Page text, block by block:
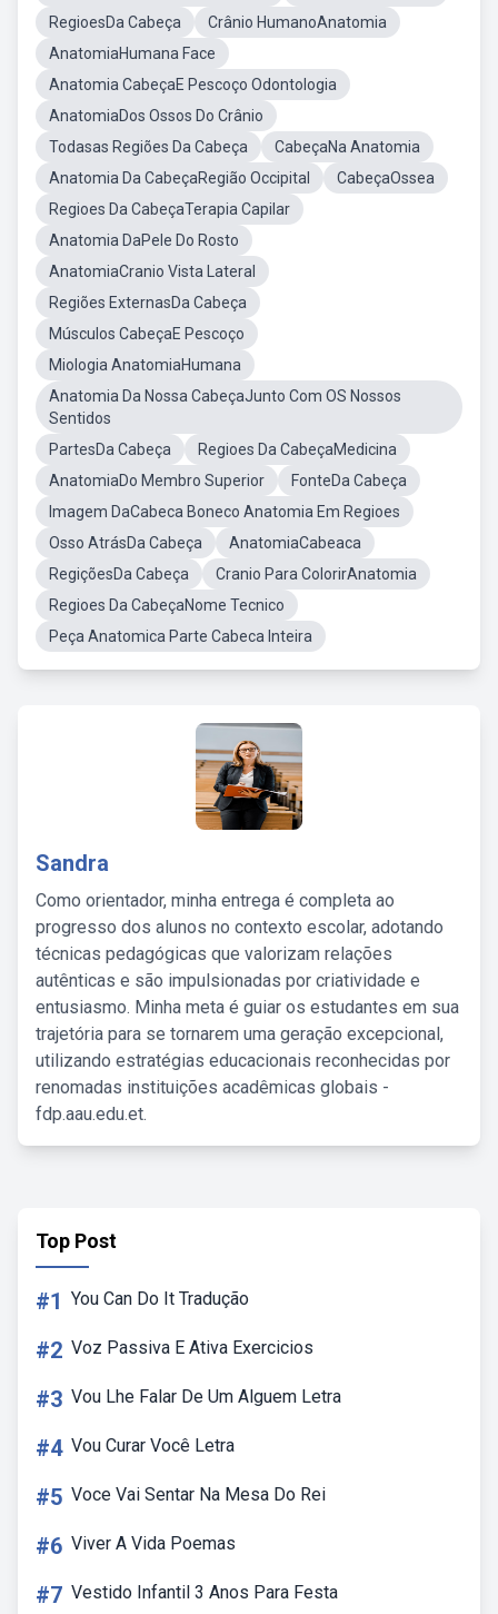
RegioesDa Cabeça
Crânio HumanoAnatomia
AnatomiaHumana Face
Anatomia CabeçaE Pescoço Odontologia
AnatomiaDos Ossos Do Crânio
Todasas Regiões Da Cabeça
CabeçaNa Anatomia
Anatomia Da CabeçaRegião Occipital
CabeçaOssea
Regioes Da CabeçaTerapia Capilar
Anatomia DaPele Do Rosto
AnatomiaCranio Vista Lateral
Regiões ExternasDa Cabeça
Músculos CabeçaE Pescoço
Miologia AnatomiaHumana
Anatomia Da Nossa CabeçaJunto Com OS Nossos
Sentidos
PartesDa Cabeça
Regioes Da CabeçaMedicina
AnatomiaDo Membro Superior
FonteDa Cabeça
Imagem DaCabeca Boneco Anatomia Em Regioes
Osso AtrásDa Cabeça
AnatomiaCabeaca
RegiçõesDa Cabeça
Cranio Para ColorirAnatomia
Regioes Da CabeçaNome Tecnico
Peça Anatomica Parte Cabeca Inteira
Sandra
Como orientador, minha entrega é completa ao
progresso dos alunos no contexto escolar, adotando
técnicas pedagógicas que valorizam relações
autênticas e são impulsionadas por criatividade e
entusiasmo. Minha meta é guiar os estudantes em sua
trajetória para se tornarem uma geração excepcional,
utilizando estratégias educacionais reconhecidas por
renomadas instituições acadêmicas globais -
fdp.aau.edu.et.
Top Post
#1 You Can Do It Tradução
#2 Voz Passiva E Ativa Exercicios
#3 Vou Lhe Falar De Um Alguem Letra
#4 Vou Curar Você Letra
#5 Voce Vai Sentar Na Mesa Do Rei
#6 Viver A Vida Poemas
#7 Vestido Infantil 3 Anos Para Festa